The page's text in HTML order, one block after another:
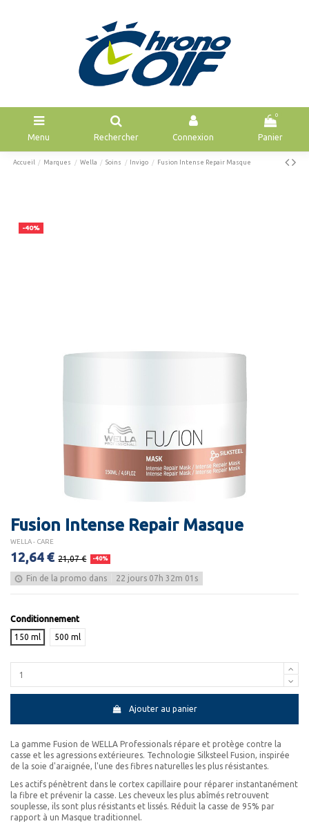
Menu Rechercher Connexion
0
Panier
Accueil Marques Wella Soins Invigo Fusion Intense Repair Masque
-40%
Fusion Intense Repair Masque
WELLA - CARE
12,64 € 21,07 € -40%
Fin de la promo dans 22 jours 07 h 32m 01 s
Conditionnement
150 ml
500 ml
Ajouter au panier
La gamme Fusion de WELLA Professionals répare et protège contre la
casse et les agressions extérieures. Technologie Silksteel Fusion, inspirée
de la soie d'araignée, l'une des fibres naturelles les plus résistantes.
Les actifs pénètrent dans le cortex capillaire pour réparer instantanément
la fibre et prévenir la casse. Les cheveux les plus abîmés retrouvent
souplesse, ils sont plus résistants et lissés. Réduit la casse de 95% par
rapport à un Masque traditionnel.